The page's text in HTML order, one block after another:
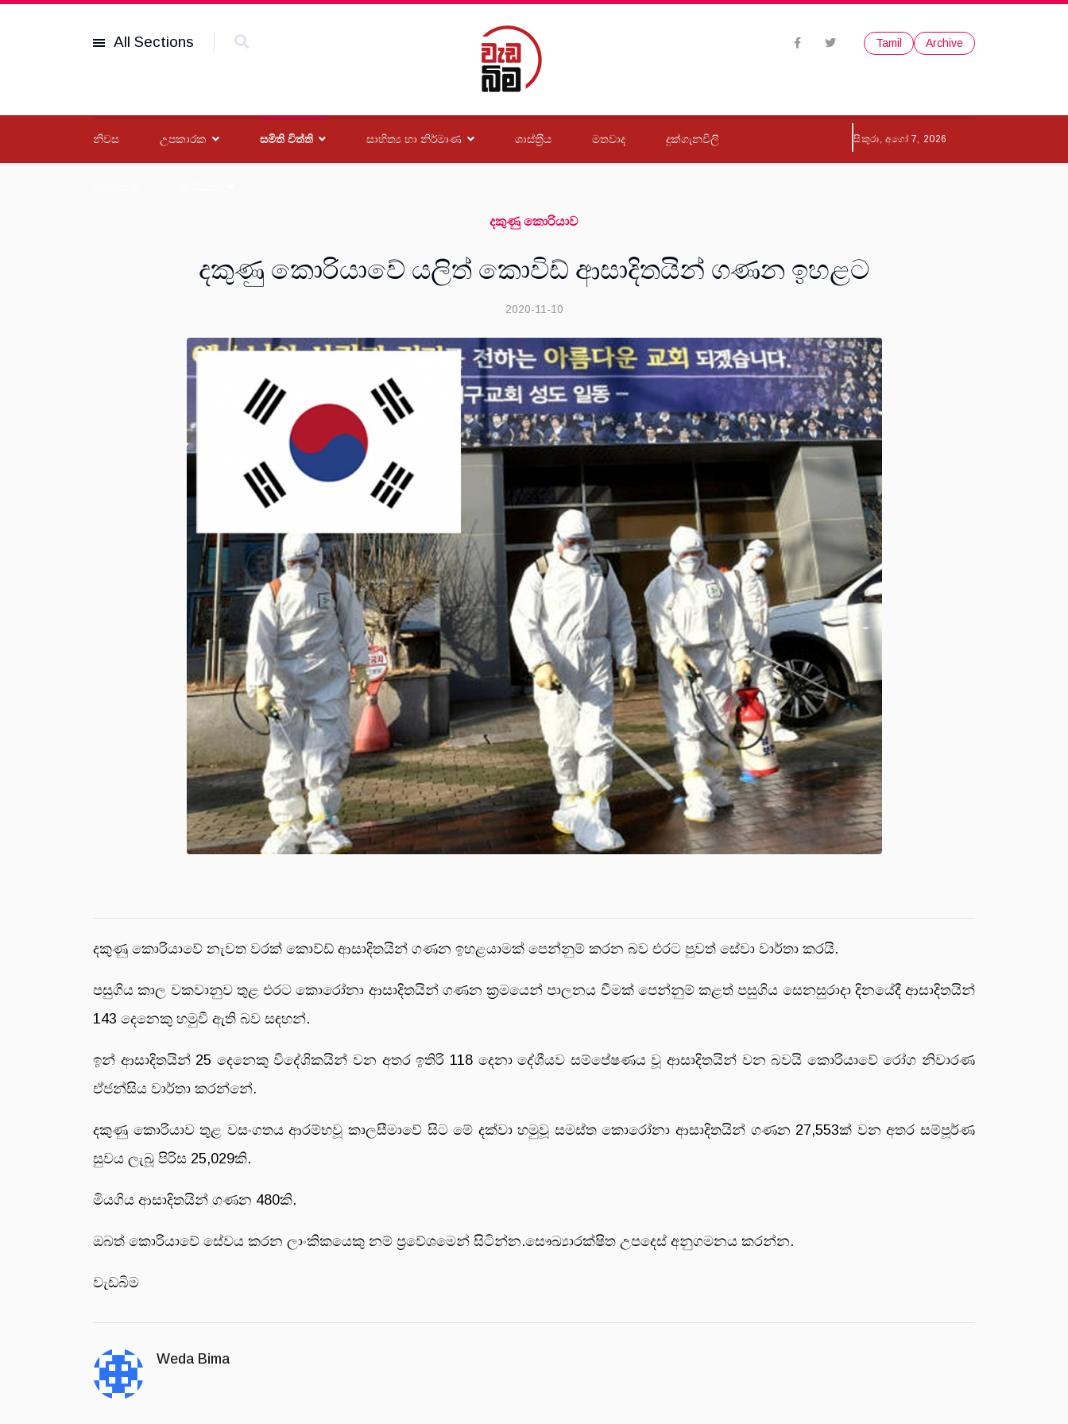
All Sections Tamil Archive
නිවස උපකාරක සමිති විත්ති සාහිත්‍ය හා නිර්මාණ ශාස්ත‍්‍රීය මතවාද දුක්ගැනවිලි සිකුරා, අගෝ 7, 2026
දකුණු කොරියාව
දකුණු කොරියාවේ යලිත් කොවිඩ් ආසාදිතයින් ගණන ඉහළට
2020-11-10
දකුණු කොරියාවේ නැවත වරක් කොව්ඩ් ආසාදිතයින් ගණන ඉහළයාමක් පෙන්නුම් කරන බව එරට පුවත් සේවා වාර්තා කරයි.
පසුගිය කාල වකවානුව තුළ එරට කොරෝනා ආසාදිතයින් ගණන ක්‍රමයෙන් පාලනය වීමක් පෙන්නුම් කළත් පසුගිය සෙනසුරාදා දිනයේදී ආසාදිතයින්
143 දෙනෙකු හමුවී ඇති බව සඳහන්.
ඉන් ආසාදිතයින් 25 දෙනෙකු විදේශිකයින් වන අතර ඉතිරි 118 දෙනා දේශීයව සම්පේෂණය වූ ආසාදිතයින් වන බවයි කොරියාවේ රෝග නිවාරණ
ඒජන්සිය වාර්තා කරන්නේ.
දකුණු කොරියාව තුළ වසංගතය ආරම්භවූ කාලසීමාවේ සිට මේ දක්වා හමුවූ සමස්ත කොරෝනා ආසාදිතයින් ගණන 27,553ක් වන අතර සම්පූර්ණ
සුවය ලැබූ පිරිස 25,029කි.
මියගිය ආසාදිතයින් ගණන 480කි.
ඔබත් කොරියාවේ සේවය කරන ලාංකිකයෙකු නම් ප්‍රවේශමෙන් සිටින්න.සෞඛ්‍යාරක්ෂිත උපදෙස් අනුගමනය කරන්න.
වැඩබිම
Weda Bima